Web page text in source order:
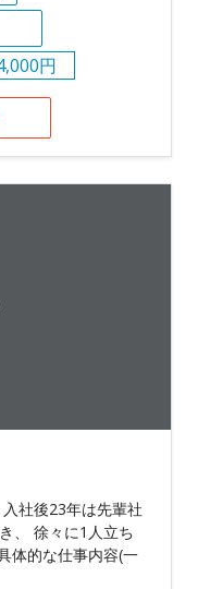
円
社後23年は先輩社
、 徐々に1人立ち
体的な仕事内容(一